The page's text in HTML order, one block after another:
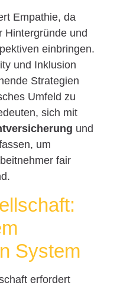
Empathie, da
Hintergründe und
einbringen.
und Inklusion
Strategien
Umfeld zu
sich mit
und
um
fair
System
erfordert